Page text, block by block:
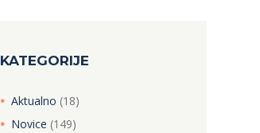
KATEGORIJE
Aktualno (18)
Novice (149)